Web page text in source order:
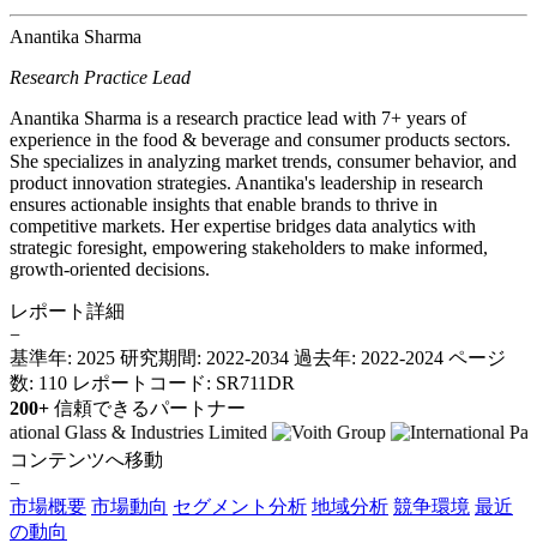
Anantika Sharma
Research Practice Lead
Anantika Sharma is a research practice lead with 7+ years of
experience in the food & beverage and consumer products sectors.
She specializes in analyzing market trends, consumer behavior, and
product innovation strategies. Anantika's leadership in research
ensures actionable insights that enable brands to thrive in
competitive markets. Her expertise bridges data analytics with
strategic foresight, empowering stakeholders to make informed,
growth-oriented decisions.
レポート詳細
−
基準年: 2025 研究期間: 2022-2034 過去年: 2022-2024 ページ
数: 110 レポートコード: SR711DR
200+ 信頼できるパートナー
コンテンツへ移動
−
市場概要 市場動向 セグメント分析 地域分析 競争環境 最近
の動向